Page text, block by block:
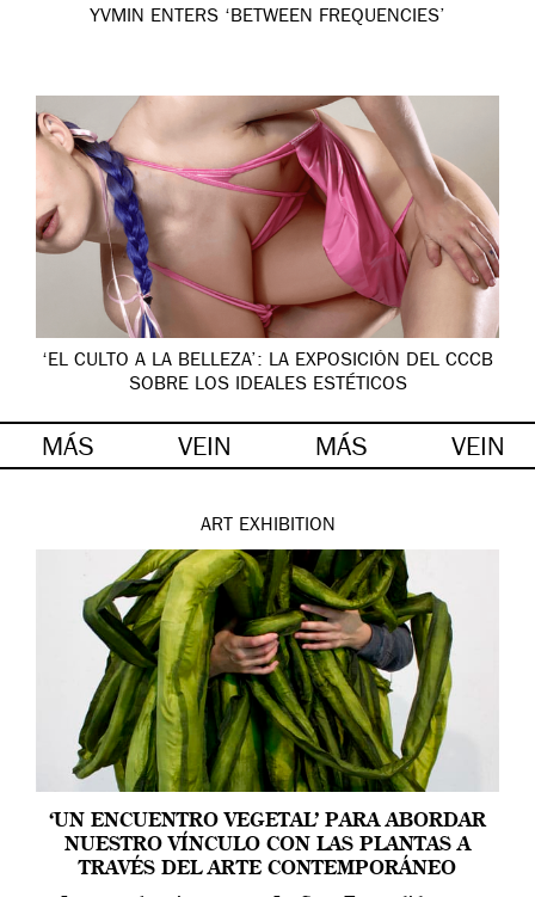
YVMIN ENTERS ‘BETWEEN FREQUENCIES’
‘EL CULTO A LA BELLEZA’: LA EXPOSICIÓN DEL CCCB
SOBRE LOS IDEALES ESTÉTICOS
MÁS VEIN MÁS VEIN
ART EXHIBITION
‘UN ENCUENTRO VEGETAL’ PARA ABORDAR
NUESTRO VÍNCULO CON LAS PLANTAS A
TRAVÉS DEL ARTE CONTEMPORÁNEO